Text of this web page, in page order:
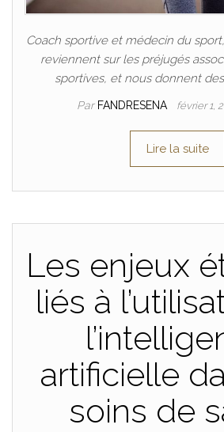
Coach sportive et médecin du
reviennent sur les préjugés
sportives, et nous donnent
Par FANDRESENA février 1,
Lire la suite
Les enjeux
liés à
artificielle
soins de